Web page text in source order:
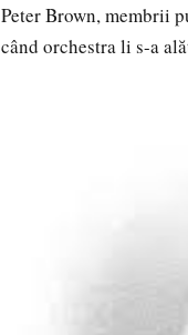
Peter Brown, membrii
când orchestra li s-a